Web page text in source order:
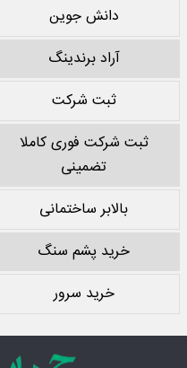
دانش جوین
آراد برندینگ
ثبت شرکت
ثبت شرکت فوری کاملا
تضمینی
بالابر ساختمانی
خرید پشم سنگ
خرید سرور